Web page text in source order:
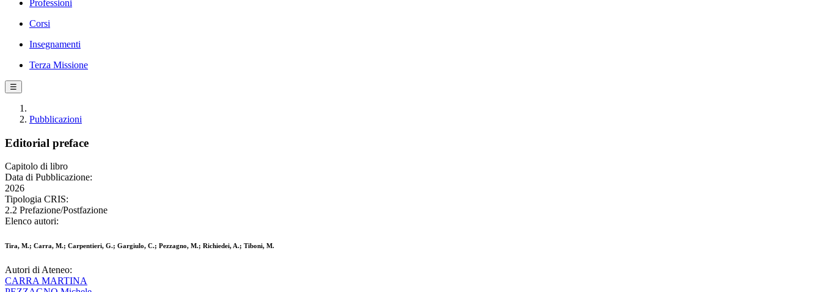
Professioni
Corsi
Insegnamenti
Terza Missione
☰
Pubblicazioni
Editorial preface
Capitolo di libro
Data di Pubblicazione:
2026
Tipologia CRIS:
2.2 Prefazione/Postfazione
Elenco autori:
Tira, M.; Carra, M.; Carpentieri, G.; Gargiulo, C.; Pezzagno, M.; Richiedei, A.; Tiboni, M.
Autori di Ateneo:
CARRA MARTINA